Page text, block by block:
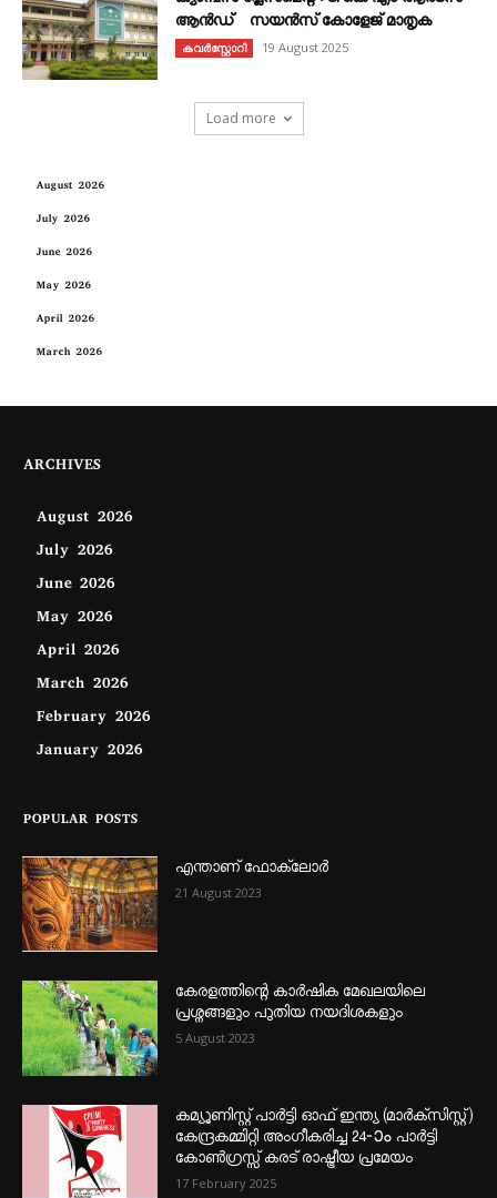
ആൻഡ് സയൻസ് കോളേജ് മാതൃക
കവര്‍സ്റ്റോറി 19 August 2025
Load more
August 2026
July 2026
June 2026
May 2026
April 2026
March 2026
ARCHIVES
August 2026
July 2026
June 2026
May 2026
April 2026
March 2026
February 2026
January 2026
POPULAR POSTS
എന്താണ്‌ ഫോക്‌ലോർ
21 August 2023
കേരളത്തിന്റെ കാർഷിക മേഖലയിലെ
പ്രശ്നങ്ങളും പുതിയ നയദിശകളും
5 August 2023
കമ്യൂണിസ്റ്റ് പാർട്ടി ഓഫ് ഇന്ത്യ (മാർക്സിസ്റ്റ്)
കേന്ദ്രകമ്മിറ്റി അംഗീകരിച്ച 24‐ാം പാർട്ടി
കോൺഗ്രസ്സ് കരട് രാഷ്ട്രീയ പ്രമേയം
17 February 2025